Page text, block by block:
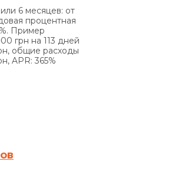
а Заемщик обязан
сумму задолженности
тысячи семьсот) процентов
просроченной суммы
годовых, указанные в
включающую просроченные
Кредитом и/или
Комиссии за выдачу
условия Договора
уплату комиссии за выдачу
6 месяцев: от
процентная
Пример
грн на 113 дней
общие расходы
APR: 365%